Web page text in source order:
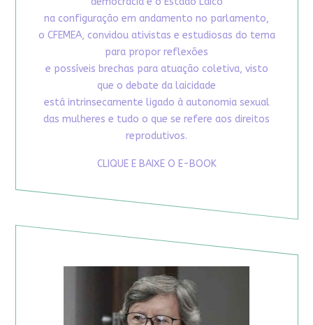
na configuração em andamento no parlamento,
o CFEMEA, convidou ativistas e estudiosas do tema
para propor reflexões
e possíveis brechas para atuação coletiva, visto
que o debate da laicidade
está intrinsecamente ligado à autonomia sexual
das mulheres e tudo o que se refere aos direitos
reprodutivos.
CLIQUE E BAIXE O E-BOOK